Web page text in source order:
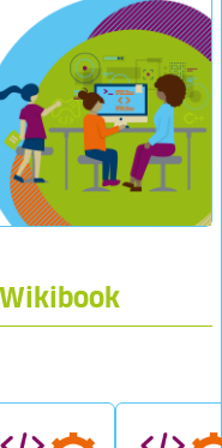
Wikibook